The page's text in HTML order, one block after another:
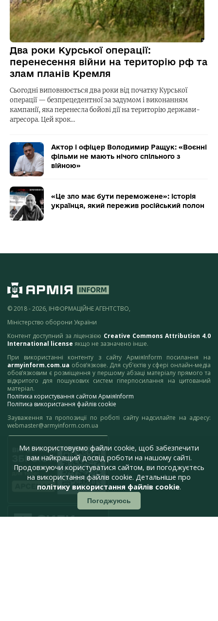
Два роки Курської операції:
перенесення війни на територію рф та
злам планів Кремля
Сьогодні виповнюється два роки від початку Курської
операції — безпрецедентної за задумом і виконанням
кампанії, яка перенесла бойові дії на територію держави-
агресора. Цей крок…
Актор і офіцер Володимир Ращук: «Воєнні
фільми не мають нічого спільного з
війною»
«Це зло має бути переможене»: історія
українця, який пережив російський полон
© 2018 - 2026, ІНФОРМАЦІЙНЕ АГЕНТСТВО,
Міністерство оборони України
Контент доступний за ліцензією Creative Commons Attribution 4.0
International license якщо не зазначено інше.
При використанні контенту з сайту АрміяInform посилання на
armyinform.com.ua обов’язкове. Для суб’єктів у сфері онлайн-медіа
обов’язковим є розміщення у першому абзаці матеріалу прямого та
відкритого для пошукових систем гіперпосилання на цитований
матеріал.
Політика користування сайтом АрміяInform
Політика використання файлів cookie
Зауваження та пропозиції по роботі сайту надсилайте на адресу:
webmaster@armyinform.com.ua
Ми використовуємо файли cookie, щоб забезпечити
вам найкращий досвід роботи на нашому сайті.
Продовжуючи користуватися сайтом, ви погоджуєтесь
на використання файлів cookie. Детальніше про
політику використання файлів cookie.
Погоджуюсь